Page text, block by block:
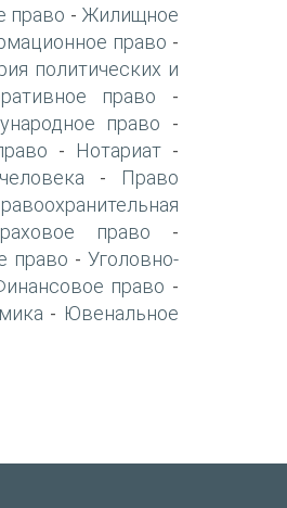
право - Жилищное
право -
политических и
право -
право -
- Нотариат -
-
Право
право -
право -Уголовно-
право -
- Ювенальное